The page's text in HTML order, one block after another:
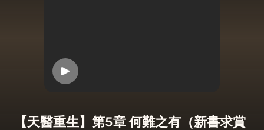
【天醫重生】第5章 何難之有（新書求賞